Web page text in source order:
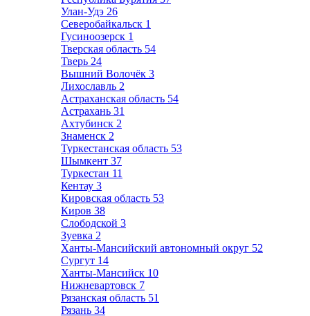
Улан-Удэ 26
Северобайкальск 1
Гусиноозерск 1
Тверская область 54
Тверь 24
Вышний Волочёк 3
Лихославль 2
Астраханская область 54
Астрахань 31
Ахтубинск 2
Знаменск 2
Туркестанская область 53
Шымкент 37
Туркестан 11
Кентау 3
Кировская область 53
Киров 38
Слободской 3
Зуевка 2
Ханты-Мансийский автономный округ 52
Сургут 14
Ханты-Мансийск 10
Нижневартовск 7
Рязанская область 51
Рязань 34